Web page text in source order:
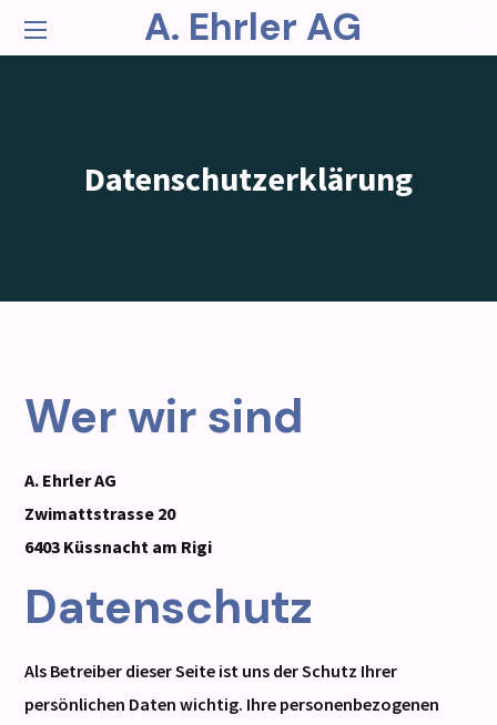
A. Ehrler AG
Datenschutzerklärung
Wer wir sind
A. Ehrler AG
Zwimattstrasse 20
6403 Küssnacht am Rigi
Datenschutz
Als Betreiber dieser Seite ist uns der Schutz Ihrer
persönlichen Daten wichtig. Ihre personenbezogenen